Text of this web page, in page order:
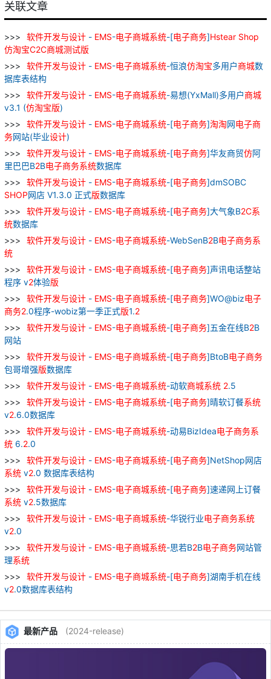
关联文章
软件开发与设计 - EMS-电子商城系统-[电子商务]Hstear Shop
仿淘宝C2C商城测试版
软件开发与设计 - EMS-电子商城系统-恒浪仿淘宝多用户商城数
据库表结构
软件开发与设计 - EMS-电子商城系统-易想(YxMall)多用户商城
v3.1 (仿淘宝版)
软件开发与设计 - EMS-电子商城系统-[电子商务]淘淘网电子商
务网站(毕业设计)
软件开发与设计 - EMS-电子商城系统-[电子商务]华友商贸仿阿
里巴巴B2B电子商务系统数据库
软件开发与设计 - EMS-电子商城系统-[电子商务]dmSOBC
SHOP网店 V1.3.0 正式版数据库
软件开发与设计 - EMS-电子商城系统-[电子商务]大气象B2C系
统数据库
软件开发与设计 - EMS-电子商城系统-WebSenB2B电子商务系
统
软件开发与设计 - EMS-电子商城系统-[电子商务]声讯电话整站
程序 v2体验版
软件开发与设计 - EMS-电子商城系统-[电子商务]WO@biz电子
商务2.0程序-wobiz第一季正式版1.2
软件开发与设计 - EMS-电子商城系统-[电子商务]五金在线B2B
网站
软件开发与设计 - EMS-电子商城系统-[电子商务]BtoB电子商务
包哥增强版数据库
软件开发与设计 - EMS-电子商城系统-动软商城系统 2.5
软件开发与设计 - EMS-电子商城系统-[电子商务]晴软订餐系统
v2.6.0数据库
软件开发与设计 - EMS-电子商城系统-动易BizIdea电子商务系
统 6.2.0
软件开发与设计 - EMS-电子商城系统-[电子商务]NetShop网店
系统 v2.0 数据库表结构
软件开发与设计 - EMS-电子商城系统-[电子商务]速递网上订餐
系统 v2.5数据库
软件开发与设计 - EMS-电子商城系统-华锐行业电子商务系统
v2.0
软件开发与设计 - EMS-电子商城系统-思若B2B电子商务网站管
理系统
软件开发与设计 - EMS-电子商城系统-[电子商务]湖南手机在线
v2.0数据库表结构
最新产品 (2024-release)